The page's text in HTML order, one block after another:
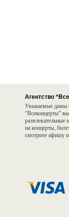
Агентство
Уважаемые дамы
“Всеконцерты”
развлекательные
на концерты,
смотрите афишу